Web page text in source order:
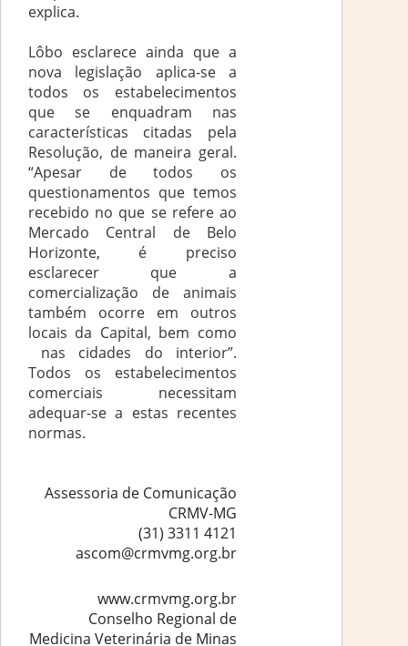
explica.
Lôbo esclarece ainda que a
nova legislação aplica-se a
todos os estabelecimentos
que se enquadram nas
características citadas pela
Resolução, de maneira geral.
“Apesar de todos os
questionamentos que temos
recebido no que se refere ao
Mercado Central de Belo
Horizonte, é preciso
esclarecer que a
comercialização de animais
também ocorre em outros
locais da Capital, bem como
nas cidades do interior”.
Todos os estabelecimentos
comerciais necessitam
adequar-se a estas recentes
normas.
Assessoria de Comunicação
CRMV-MG
(31) 3311 4121
ascom@crmvmg.org.br
www.crmvmg.org.br
Conselho Regional de
Medicina Veterinária de Minas